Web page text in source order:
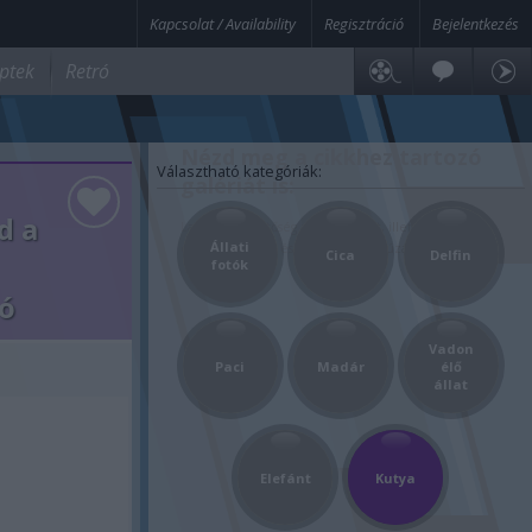
Kapcsolat / Availability Regisztráció Bejelentkezés
Retró
Választható kategóriák:
Állati
fotók
Cica Delfin
Paci Madár
Vadon
élő
állat
Elefánt Kutya
a
galériát is:
egérkattintással és balra-jobbra húzással lehetséges.